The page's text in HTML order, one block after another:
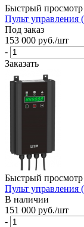
Быстрый просмотр
Пульт
Под заказ
153 000 руб./шт
-
Заказать
Быстрый просмотр
Пульт
В наличии
151 000 руб./шт
-